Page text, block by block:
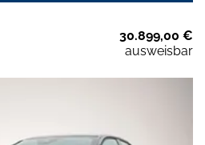
30.899,00 €
ausweisbar